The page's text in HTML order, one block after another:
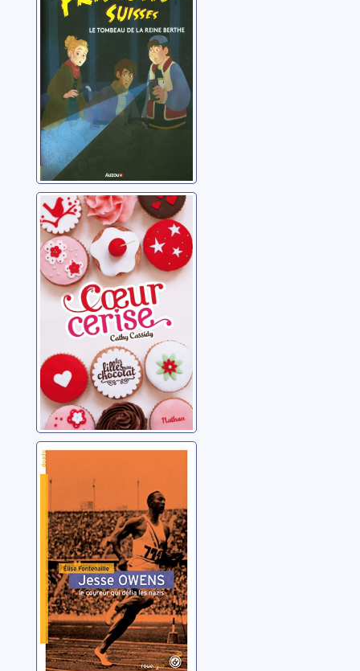
Rolland, Catherine
Les filles au
chocolat:01:Coeur
cerise
Cassidy, Cathy
Jesse Owens:le
coureur qui défia
les nazis
Fontenaille, Élise